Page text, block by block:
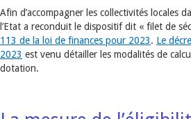
Afin d’accompagner les collectivités locales
l’Etat a reconduit le dispositif dit « filet de
113 de la loi de finances pour 2023. Le
2023 est venu détailler les modalités de
dotation.